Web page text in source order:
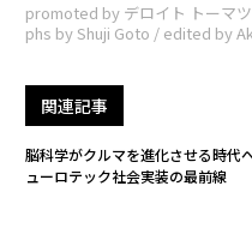
promoted by デロイト トーマ
phs by Shuji Goto / edited by
関連記事
脳科学がクルマを進化させる時代
ューロテック社会実装の最前線